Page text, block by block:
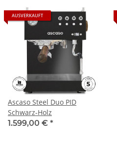
AUSVERKAUFT
Ascaso Steel Duo PID
Schwarz-Holz
1.599,00 € *